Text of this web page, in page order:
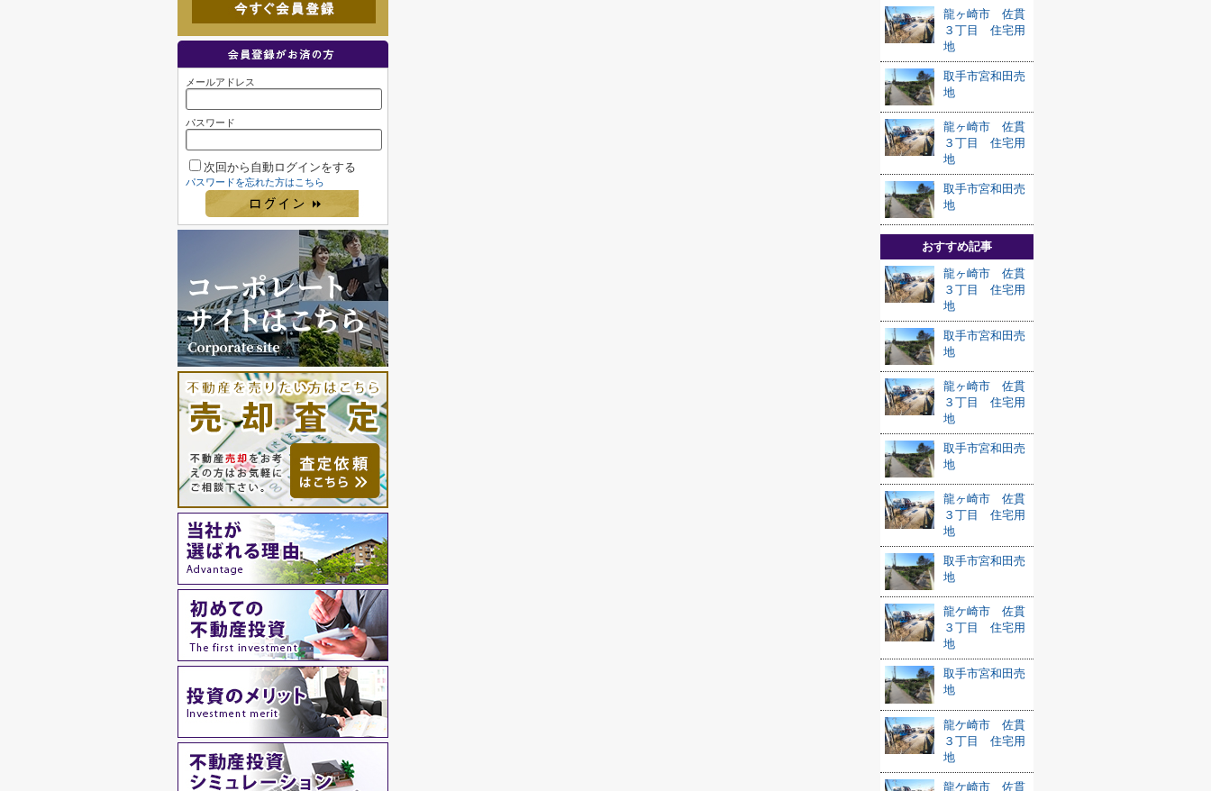
龍ヶ崎市 佐貫
３丁目 住宅用
地
取手市宮和田売
地
龍ヶ崎市 佐貫
３丁目 住宅用
地
取手市宮和田売
地
おすすめ記事
龍ヶ崎市 佐貫
３丁目 住宅用
地
取手市宮和田売
地
龍ヶ崎市 佐貫
３丁目 住宅用
地
取手市宮和田売
地
龍ヶ崎市 佐貫
３丁目 住宅用
地
取手市宮和田売
地
龍ケ崎市 佐貫
３丁目 住宅用
地
取手市宮和田売
地
龍ケ崎市 佐貫
３丁目 住宅用
地
龍ケ崎市 佐貫
メールアドレス
パスワード
次回から自動ログインをする
パスワードを忘れた方はこちら